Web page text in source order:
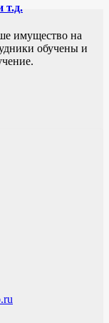
т.д.
имущество на
обучены и